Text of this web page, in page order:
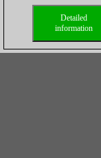
Detailed
information